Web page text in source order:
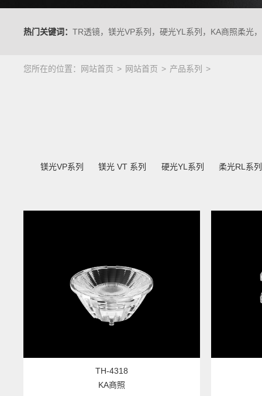
热门关键词：TR透镜，镁光VP系列，硬光YL系列，KA商照柔光
您所在的位置： 网站首页 网站首页 产品系列
镁光VP系列 镁光 VT 系列 硬光YL系列 柔光RL系列
TH-4318
KA商照